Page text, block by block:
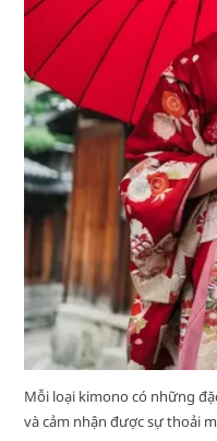
Mỗi loại kimono có những
và cảm nhận được sự thoải